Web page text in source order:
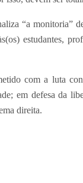
“a monitoria” de
estudantes,
com a luta
em defesa da
direita.